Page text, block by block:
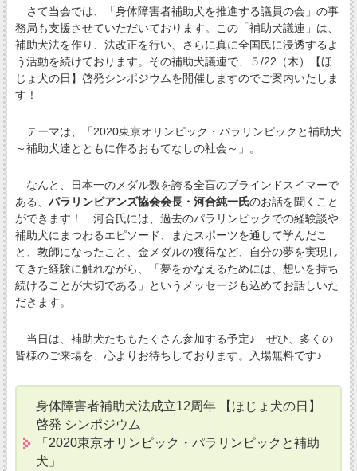
さて当会では、「身体障害者補助犬を推進する議員の会」の事
務局も支援させていただいております。この「補助犬議連」は、
補助犬法を作り、法改正を行い、さらに真に全国民に浸透するよ
う活動を続けております。その補助犬議連で、５/22（木）【ほ
じょ犬の日】啓発シンポジウムを開催しますのでご案内いたしま
す！
テーマは、「2020東京オリンピック・パラリンピックと補助犬
～補助犬達とともに作るおもてなしの社会～」。
なんと、日本一のメダル数を誇る全盲のブラインドスイマーで
ある、 パラリンピアンズ協会会長・河合純一氏のお話を聞くこと
ができます！ 河合氏には、過去のパラリンピックでの経験談や
補助犬にまつわるエピソード、またスポーツを通して学んだこ
と、教師になったこと、金メダルの獲得など、自分の夢を実現し
てきた経験に触れながら、「夢をかなえるためには、想いを持ち
続けることが大切である」というメッセージも込めてお話しいた
だきます。
当日は、補助犬たちもたくさん参加する予定♪ ぜひ、多くの
皆様のご来場を、心よりお待ちしております。入場無料です♪
身体障害者補助犬法成立12周年 【ほじょ犬の日】
啓発 シンポジウム
「2020東京オリンピック・パラリンピックと補助
犬」